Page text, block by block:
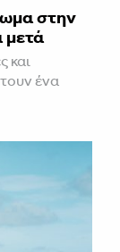
στην
μετά
και
ένα